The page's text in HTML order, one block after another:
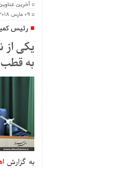
آخرین
09 مارس 2018
رئیس
یکی از
به قطب
به گزارش